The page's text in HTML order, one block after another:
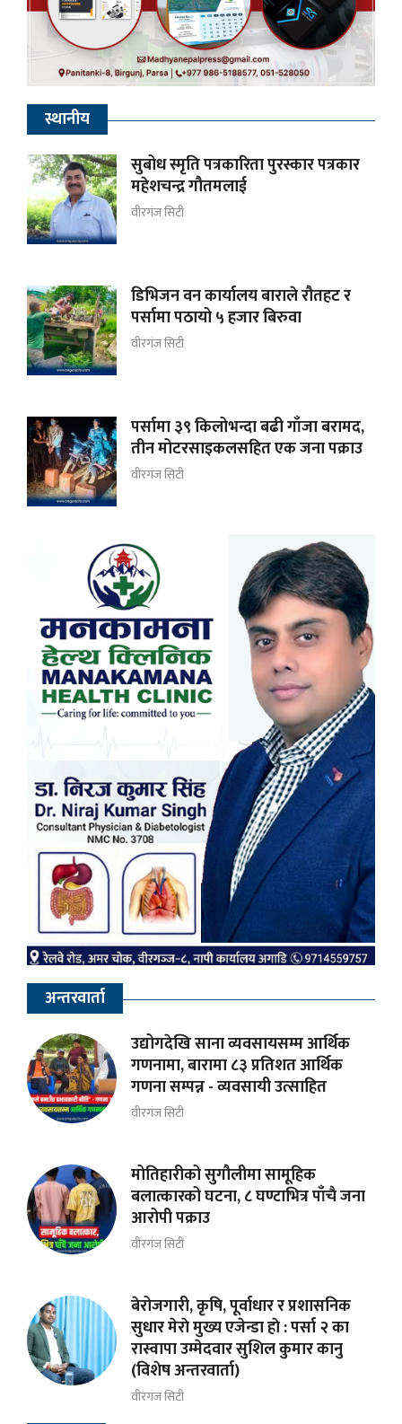
स्थानीय
सुबोध स्मृति पत्रकारिता पुरस्कार पत्रकार
महेशचन्द्र गौतमलाई
वीरगंज सिटी
डिभिजन वन कार्यालय बाराले रौतहट र
पर्सामा पठायो ५ हजार बिरुवा
वीरगंज सिटी
पर्सामा ३९ किलोभन्दा बढी गाँजा बरामद,
तीन मोटरसाइकलसहित एक जना पक्राउ
वीरगंज सिटी
अन्तरवार्ता
उद्योगदेखि साना व्यवसायसम्म आर्थिक
गणनामा, बारामा ८३ प्रतिशत आर्थिक
गणना सम्पन्न - व्यवसायी उत्साहित
वीरगंज सिटी
मोतिहारीको सुगौलीमा सामूहिक
बलात्कारको घटना, ८ घण्टाभित्र पाँचै जना
आरोपी पक्राउ
वीरगंज सिटी
बेरोजगारी, कृषि, पूर्वाधार र प्रशासनिक
सुधार मेराे मुख्य एजेन्डा हाे : पर्सा २ का
रास्वापा उम्मेदवार सुशिल कुमार कानु
(विशेष अन्तरवार्ता)
वीरगंज सिटी